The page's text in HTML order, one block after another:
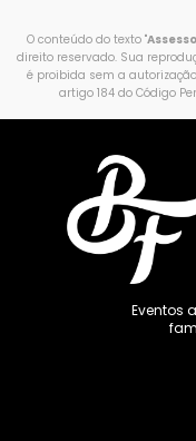
O conteúdo do texto "
direito reservado. Sua
é proibida sem a
artigo 184 do Código
Eventos